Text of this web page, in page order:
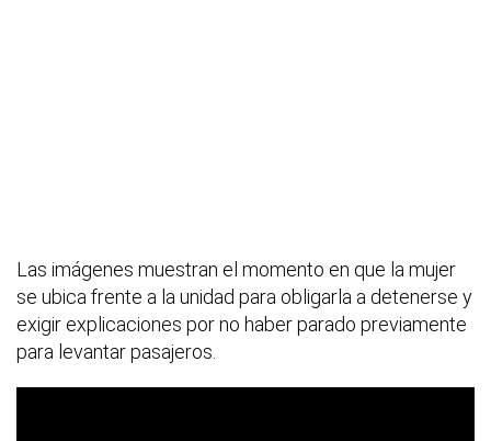
Las imágenes muestran el momento en que la mujer
se ubica frente a la unidad para obligarla a detenerse y
exigir explicaciones por no haber parado previamente
para levantar pasajeros.